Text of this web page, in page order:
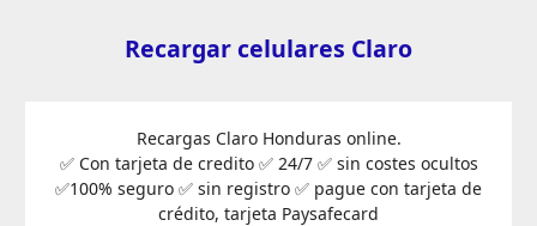
Recargar celulares Claro
Recargas Claro Honduras online.
✅ Con tarjeta de credito ✅ 24/7 ✅ sin costes ocultos
✅100% seguro ✅ sin registro ✅ pague con tarjeta de
crédito, tarjeta Paysafecard